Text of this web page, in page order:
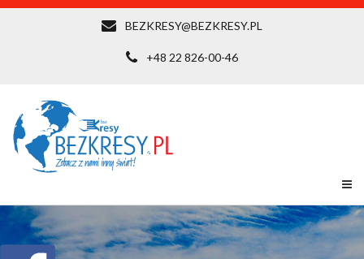
BEZKRESY@BEZKRESY.PL
+48 22 826-00-46